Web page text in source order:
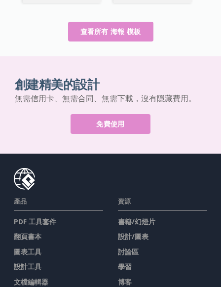
查看所有 海報 模板
創建精美的設計
無需信用卡、無需合同、無需下載，沒有隱藏費用。
免費使用
產品
PDF 工具套件
翻頁書本
圖表工具
設計工具
文檔編輯器
資源
書籍/幻燈片
設計/圖表
討論區
學習
博客